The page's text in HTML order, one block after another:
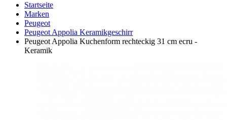
Startseite
Marken
Peugeot
Peugeot Appolia Keramikgeschirr
Peugeot Appolia Kuchenform rechteckig 31 cm ecru -
Keramik